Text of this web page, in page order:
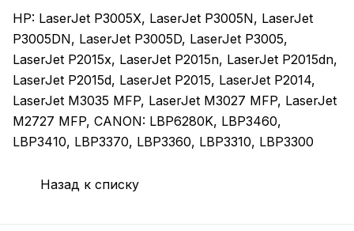
HP: LaserJet P3005X, LaserJet P3005N, LaserJet
P3005DN, LaserJet P3005D, LaserJet P3005,
LaserJet P2015x, LaserJet P2015n, LaserJet P2015dn,
LaserJet P2015d, LaserJet P2015, LaserJet P2014,
LaserJet M3035 MFP, LaserJet M3027 MFP, LaserJet
M2727 MFP, CANON: LBP6280K, LBP3460,
LBP3410, LBP3370, LBP3360, LBP3310, LBP3300
Назад к списку